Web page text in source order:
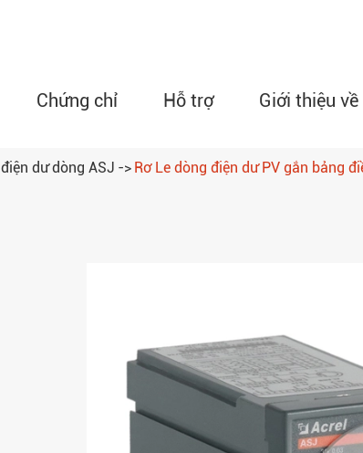
dây dòng artm
Bộ điều khiển nhiệt độ và độ ẩm
dòng whd
Thiết bị đầu cuối từ xa dòng artu
Chứng chỉ Hỗ trợ Giới thiệu về
dư dòng ASJ Rơ Le dòng điện dư PV gắn bảng